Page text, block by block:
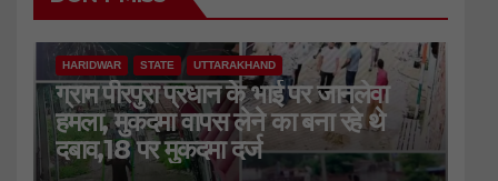
HARIDWAR STATE UTTARAKHAND
ग्राम पीरपुरा प्रधान के भाई पर जानलेवा
हमला, मुकदमा वापस लेने का बना रहे थे
दबाव,18 पर मुकदमा दर्ज